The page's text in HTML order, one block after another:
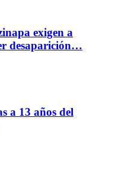
exigen a
desaparición…
a 13 años del